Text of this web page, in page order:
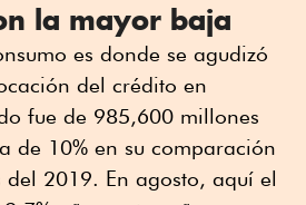
la mayor baja
es donde se agudizó
del crédito en
fue de 985,600 millones
de 10% en su comparación
del 2019. En agosto, aquí el